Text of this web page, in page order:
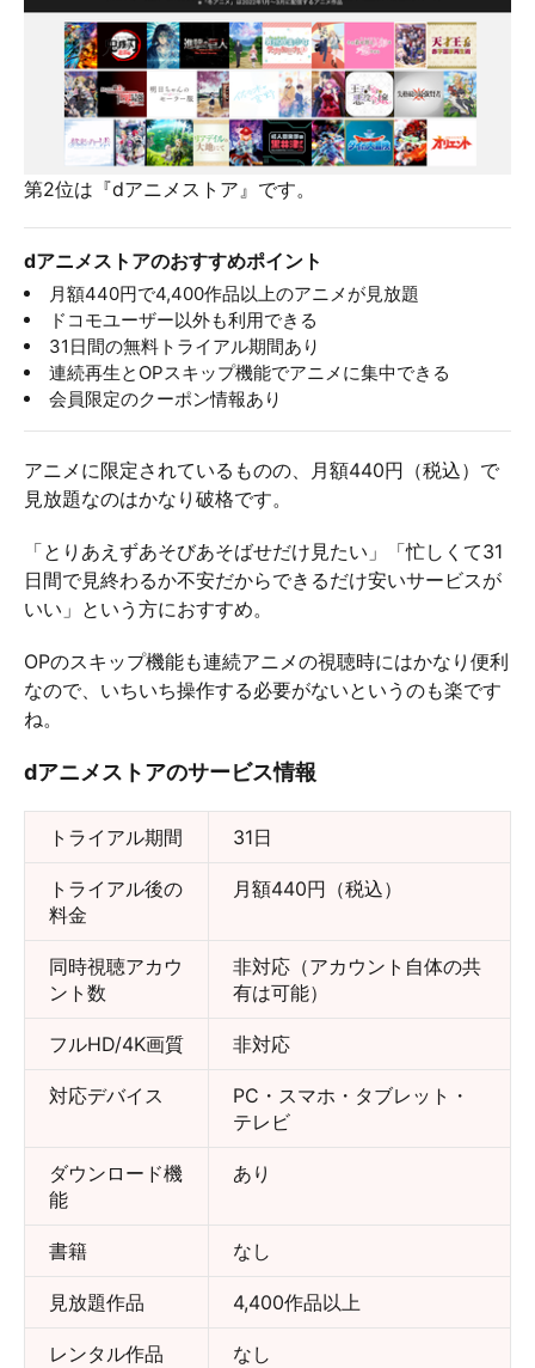
第2位は『dアニメストア』です。
dアニメストアのおすすめポイント
月額440円で4,400作品以上のアニメが見放題
ドコモユーザー以外も利用できる
31日間の無料トライアル期間あり
連続再生とOPスキップ機能でアニメに集中できる
会員限定のクーポン情報あり
アニメに限定されているものの、月額440円（税込）で
見放題なのはかなり破格です。
「とりあえずあそびあそばせだけ見たい」「忙しくて31
日間で見終わるか不安だからできるだけ安いサービスが
いい」という方におすすめ。
OPのスキップ機能も連続アニメの視聴時にはかなり便利
なので、いちいち操作する必要がないというのも楽です
ね。
dアニメストアのサービス情報
トライアル期間 31日
トライアル後の
料金
月額440円（税込）
同時視聴アカウ
ント数
非対応（アカウント自体の共
有は可能）
フルHD/4K画質 非対応
対応デバイス
PC・スマホ・タブレット・
テレビ
ダウンロード機
能
あり
書籍 なし
見放題作品 4,400作品以上
レンタル作品 なし